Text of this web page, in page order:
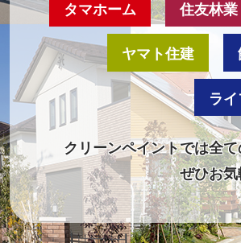
タマホーム 住友林業
ヤマト住建
ラ
クリーンペイントでは全
ぜひお